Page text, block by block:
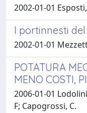
2002-01-01
I portinnesti del
2002-01-01
POTATURA
MENO COSTI,
2006-01-01
F; Capogrossi, C.